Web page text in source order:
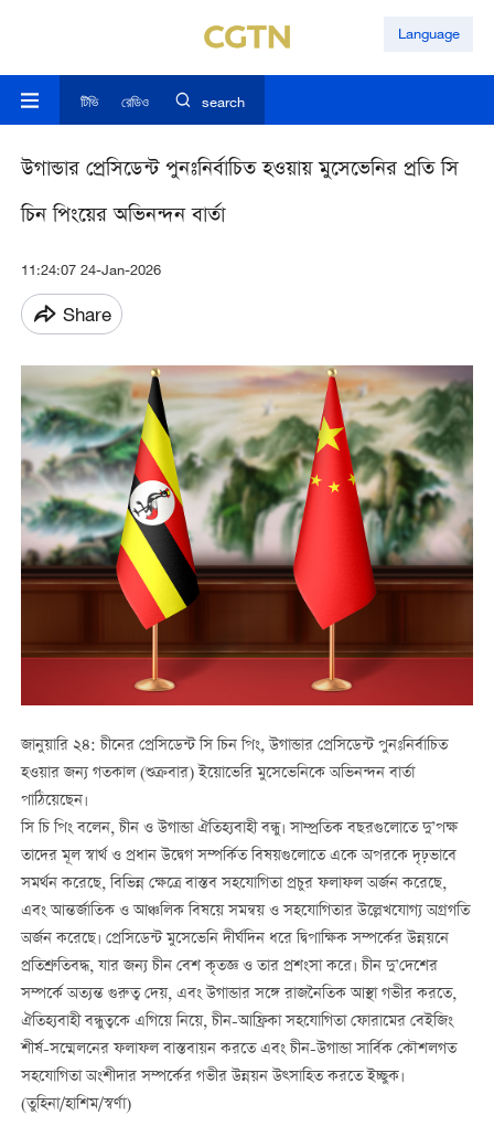
Language
টিভি রেডিও search
উগান্ডার প্রেসিডেন্ট পুনঃনির্বাচিত হওয়ায় মুসেভেনির প্রতি সি
চিন পিংয়ের অভিনন্দন বার্তা
11:24:07 24-Jan-2026
Share
জানুয়ারি ২৪: চীনের প্রেসিডেন্ট সি চিন পিং, উগান্ডার প্রেসিডেন্ট পুনঃনির্বাচিত
হওয়ার জন্য গতকাল (শুক্রবার) ইয়োভেরি মুসেভেনিকে অভিনন্দন বার্তা
পাঠিয়েছেন।
সি চি পিং বলেন, চীন ও উগান্ডা ঐতিহ্যবাহী বন্ধু। সাম্প্রতিক বছরগুলোতে দু’পক্ষ
তাদের মূল স্বার্থ ও প্রধান উদ্বেগ সম্পর্কিত বিষয়গুলোতে একে অপরকে দৃঢ়ভাবে
সমর্থন করেছে, বিভিন্ন ক্ষেত্রে বাস্তব সহযোগিতা প্রচুর ফলাফল অর্জন করেছে,
এবং আন্তর্জাতিক ও আঞ্চলিক বিষয়ে সমন্বয় ও সহযোগিতার উল্লেখযোগ্য অগ্রগতি
অর্জন করেছে। প্রেসিডেন্ট মুসেভেনি দীর্ঘদিন ধরে দ্বিপাক্ষিক সম্পর্কের উন্নয়নে
প্রতিশ্রুতিবদ্ধ, যার জন্য চীন বেশ কৃতজ্ঞ ও তার প্রশংসা করে। চীন দু’দেশের
সম্পর্কে অত্যন্ত গুরুত্ব দেয়, এবং উগান্ডার সঙ্গে রাজনৈতিক আস্থা গভীর করতে,
ঐতিহ্যবাহী বন্ধুত্বকে এগিয়ে নিয়ে, চীন-আফ্রিকা সহযোগিতা ফোরামের বেইজিং
শীর্ষ-সম্মেলনের ফলাফল বাস্তবায়ন করতে এবং চীন-উগান্ডা সার্বিক কৌশলগত
সহযোগিতা অংশীদার সম্পর্কের গভীর উন্নয়ন উত্সাহিত করতে ইচ্ছুক।
(তুহিনা/হাশিম/স্বর্ণা)